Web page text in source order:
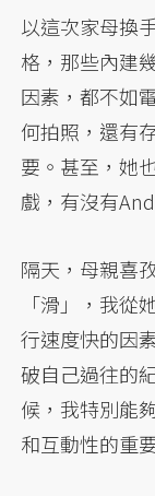
以這次家母換
格，那些內建
因素，都不如
何拍照，還有
要。甚至，她
戲，有沒有
隔天，母親喜
「滑」，我
行速度快的因
破自己過往的
候，我特別能
和互動性的重